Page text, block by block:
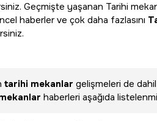
Geçmişte yaşanan Tarihi
haberler ve çok daha fazlasını
tarihi mekanlar gelişmeleri de
haberleri aşağıda